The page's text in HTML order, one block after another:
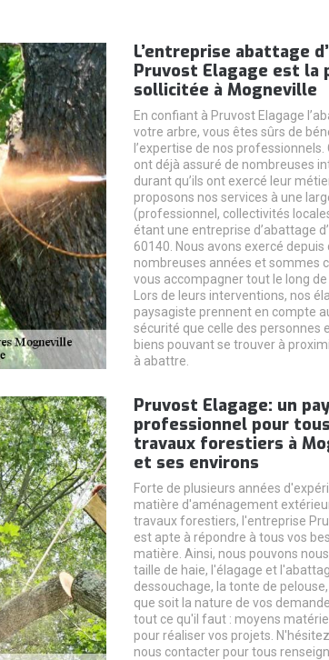
L’entreprise abattage
Pruvost Elagage est la
sollicitée à Mogneville
En confiant à Pruvost Elagage
votre arbre, vous êtes sûrs de
l’expertise de nos professionnels.
ont déjà assuré de nombreuses
durant qu’ils ont exercé leur
proposons nos services à une
(professionnel, collectivités
étant une entreprise d’abattage
60140. Nous avons exercé depuis
nombreuses années et sommes
vous accompagner tout le long
Lors de leurs interventions, nos
paysagiste prennent en compte
sécurité que celle des personnes
biens pouvant se trouver à
à abattre.
Pruvost Elagage: un
professionnel pour
travaux forestiers à
et ses environs
Forte de plusieurs années
matière d'aménagement
travaux forestiers, l'entreprise
est apte à répondre à tous vos
matière. Ainsi, nous pouvons
taille de haie, l'élagage et
dessouchage, la tonte de
que soit la nature de vos
tout ce qu'il faut : moyens
pour réaliser vos projets.
nous contacter pour tous